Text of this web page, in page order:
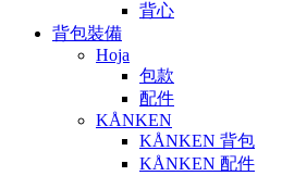
背心
背包裝備
Hoja
包款
配件
KÅNKEN
KÅNKEN 背包
KÅNKEN 配件